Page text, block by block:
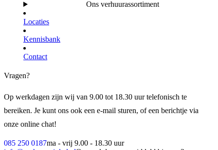
Ons verhuurassortiment
Locaties
Kennisbank
Contact
Vragen?
Op werkdagen zijn wij van 9.00 tot 18.30 uur telefonisch te
bereiken. Je kunt ons ook een e-mail sturen, of een berichtje via
onze online chat!
085 250 0187ma - vrij 9.00 - 18.30 uur